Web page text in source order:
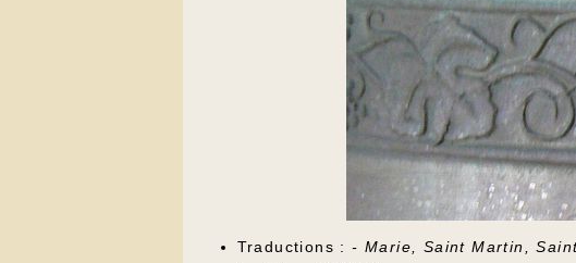
Traductions :- Marie, Saint Martin,